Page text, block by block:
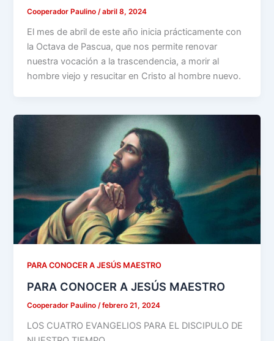
Cooperador Paulino /abril 8, 2024
El mes de abril de este año inicia prácticamente con
la Octava de Pascua, que nos permite renovar
nuestra vocación a la trascendencia, a morir al
hombre viejo y resucitar en Cristo al hombre nuevo.
PARA CONOCER A JESÚS MAESTRO
PARA CONOCER A JESÚS MAESTRO
Cooperador Paulino /febrero 21, 2024
LOS CUATRO EVANGELIOS PARA EL DISCIPULO DE